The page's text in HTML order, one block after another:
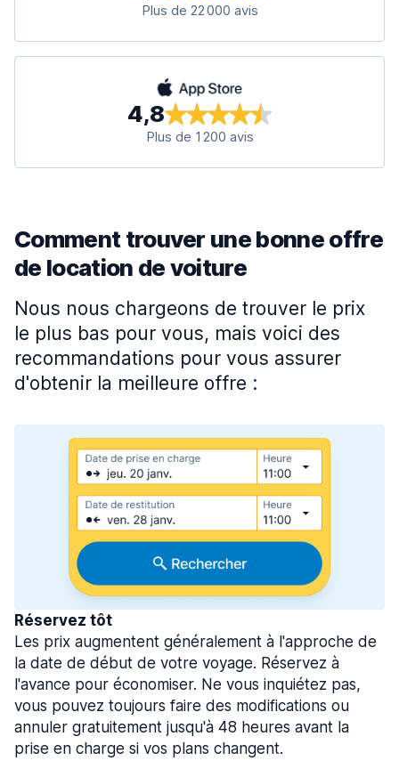
Plus de 22 000 avis
4,8
Plus de 1 200 avis
Comment trouver une bonne offre
de location de voiture
Nous nous chargeons de trouver le prix
le plus bas pour vous, mais voici des
recommandations pour vous assurer
d'obtenir la meilleure offre :
Réservez tôt
Les prix augmentent généralement à l'approche de
la date de début de votre voyage. Réservez à
l'avance pour économiser. Ne vous inquiétez pas,
vous pouvez toujours faire des modifications ou
annuler gratuitement jusqu'à 48 heures avant la
prise en charge si vos plans changent.